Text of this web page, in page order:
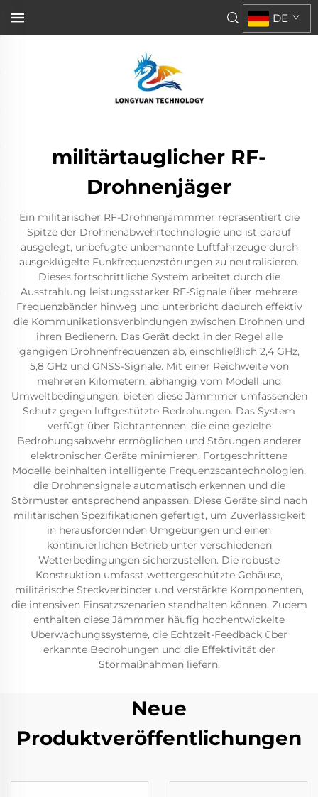
DE
militärtauglicher RF-
Drohnenjäger
Ein militärischer RF-Drohnenjämmmer repräsentiert die
Spitze der Drohnenabwehrtechnologie und ist darauf
ausgelegt, unbefugte unbemannte Luftfahrzeuge durch
ausgeklügelte Funkfrequenzstörungen zu neutralisieren.
Dieses fortschrittliche System arbeitet durch die
Ausstrahlung leistungsstarker RF-Signale über mehrere
Frequenzbänder hinweg und unterbricht dadurch effektiv
die Kommunikationsverbindungen zwischen Drohnen und
ihren Bedienern. Das Gerät deckt in der Regel alle
gängigen Drohnenfrequenzen ab, einschließlich 2,4 GHz,
5,8 GHz und GNSS-Signale. Mit einer Reichweite von
mehreren Kilometern, abhängig vom Modell und
Umweltbedingungen, bieten diese Jämmmer umfassenden
Schutz gegen luftgestützte Bedrohungen. Das System
verfügt über Richtantennen, die eine gezielte
Bedrohungsabwehr ermöglichen und Störungen anderer
elektronischer Geräte minimieren. Fortgeschrittene
Modelle beinhalten intelligente Frequenzscantechnologien,
die Drohnensignale automatisch erkennen und die
Störmuster entsprechend anpassen. Diese Geräte sind nach
militärischen Spezifikationen gefertigt, um Zuverlässigkeit
in herausfordernden Umgebungen und einen
kontinuierlichen Betrieb unter verschiedenen
Wetterbedingungen sicherzustellen. Die robuste
Konstruktion umfasst wettergeschützte Gehäuse,
militärische Steckverbinder und verstärkte Komponenten,
die intensiven Einsatzszenarien standhalten können. Zudem
enthalten diese Jämmmer häufig hochentwickelte
Überwachungssysteme, die Echtzeit-Feedback über
erkannte Bedrohungen und die Effektivität der
Störmaßnahmen liefern.
Neue
Produktveröffentlichungen